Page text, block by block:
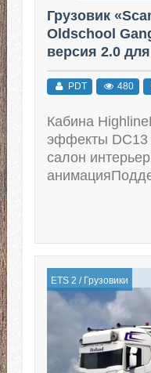
Грузовик
Oldschool
версия 2.0
2 (v1.51.x -
PDT 480
Кабина
эффекты DC13
салон
ETS 2 / Грузовики